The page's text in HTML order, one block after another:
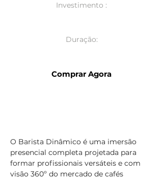
Investimento :
Duração:
Comprar Agora
O Barista Dinâmico é uma imersão
presencial completa projetada para
formar profissionais versáteis e com
visão 360º do mercado de cafés